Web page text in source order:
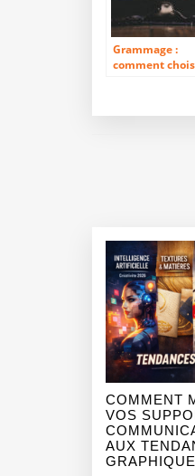
Grammage :
comment
COMMENT
VOS
AUX